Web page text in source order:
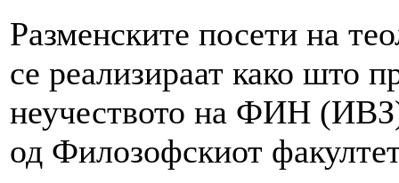
Разменските посети на
се реализираат како што
неучеството на ФИН
од Филозофскиот